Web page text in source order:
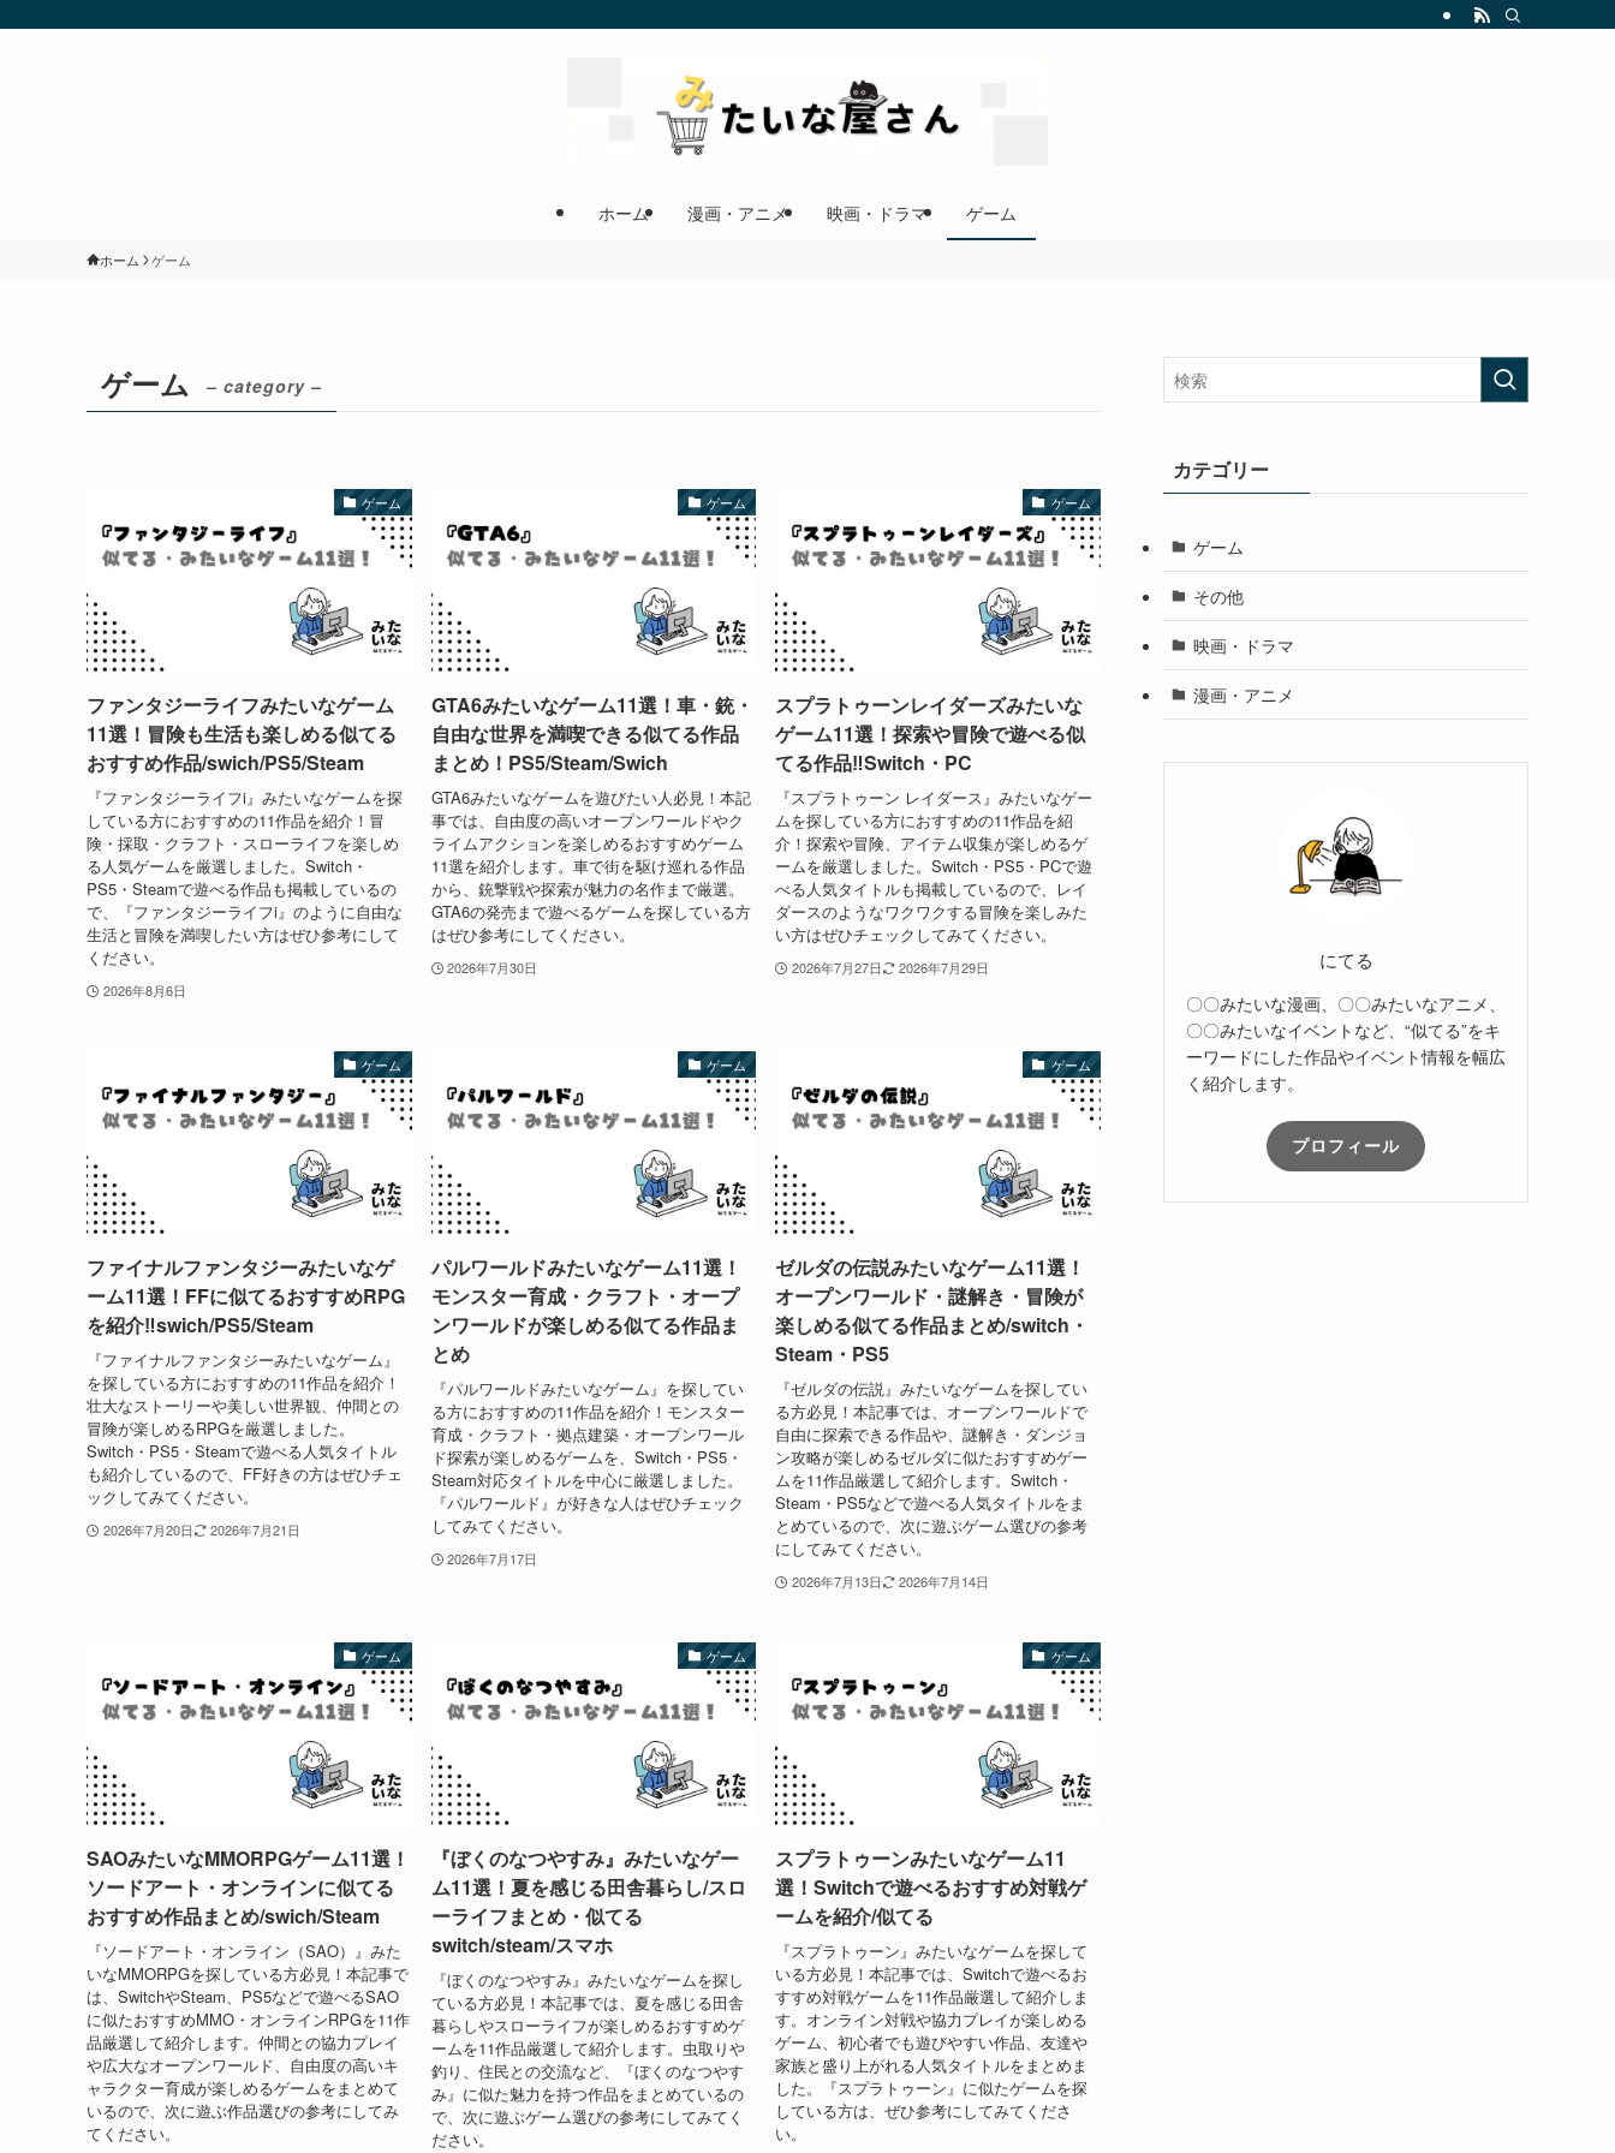
ホーム 漫画・アニメ 映画・ドラマ ゲーム
ホーム ゲーム
ゲーム – category –
ゲーム
ファンタジーライフみたいなゲーム
11選！冒険も生活も楽しめる似てる
おすすめ作品/swich/PS5/Steam
『ファンタジーライフi』みたいなゲームを探
している方におすすめの11作品を紹介！冒
険・採取・クラフト・スローライフを楽しめ
る人気ゲームを厳選しました。Switch・
PS5・Steamで遊べる作品も掲載しているの
で、『ファンタジーライフi』のように自由な
生活と冒険を満喫したい方はぜひ参考にして
ください。
2026年8月6日
ゲーム
GTA6みたいなゲーム11選！車・銃・
自由な世界を満喫できる似てる作品
まとめ！PS5/Steam/Swich
GTA6みたいなゲームを遊びたい人必見！本記
事では、自由度の高いオープンワールドやク
ライムアクションを楽しめるおすすめゲーム
11選を紹介します。車で街を駆け巡れる作品
から、銃撃戦や探索が魅力の名作まで厳選。
GTA6の発売まで遊べるゲームを探している方
はぜひ参考にしてください。
2026年7月30日
ゲーム
スプラトゥーンレイダーズみたいな
ゲーム11選！探索や冒険で遊べる似
てる作品‼︎Switch・PC
『スプラトゥーン レイダース』みたいなゲー
ムを探している方におすすめの11作品を紹
介！探索や冒険、アイテム収集が楽しめるゲ
ームを厳選しました。Switch・PS5・PCで遊
べる人気タイトルも掲載しているので、レイ
ダースのようなワクワクする冒険を楽しみた
い方はぜひチェックしてみてください。
2026年7月27日 2026年7月29日
ゲーム
ファイナルファンタジーみたいなゲ
ーム11選！FFに似てるおすすめRPG
を紹介‼︎swich/PS5/Steam
『ファイナルファンタジーみたいなゲーム』
を探している方におすすめの11作品を紹介！
壮大なストーリーや美しい世界観、仲間との
冒険が楽しめるRPGを厳選しました。
Switch・PS5・Steamで遊べる人気タイトル
も紹介しているので、FF好きの方はぜひチェ
ックしてみてください。
2026年7月20日 2026年7月21日
ゲーム
パルワールドみたいなゲーム11選！
モンスター育成・クラフト・オープ
ンワールドが楽しめる似てる作品ま
とめ
『パルワールドみたいなゲーム』を探してい
る方におすすめの11作品を紹介！モンスター
育成・クラフト・拠点建築・オープンワール
ド探索が楽しめるゲームを、Switch・PS5・
Steam対応タイトルを中心に厳選しました。
『パルワールド』が好きな人はぜひチェック
してみてください。
2026年7月17日
ゲーム
ゼルダの伝説みたいなゲーム11選！
オープンワールド・謎解き・冒険が
楽しめる似てる作品まとめ/switch・
Steam・PS5
『ゼルダの伝説』みたいなゲームを探してい
る方必見！本記事では、オープンワールドで
自由に探索できる作品や、謎解き・ダンジョ
ン攻略が楽しめるゼルダに似たおすすめゲー
ムを11作品厳選して紹介します。Switch・
Steam・PS5などで遊べる人気タイトルをま
とめているので、次に遊ぶゲーム選びの参考
にしてみてください。
2026年7月13日 2026年7月14日
ゲーム
SAOみたいなMMORPGゲーム11選！
ソードアート・オンラインに似てる
おすすめ作品まとめ/swich/Steam
『ソードアート・オンライン（SAO）』みた
いなMMORPGを探している方必見！本記事で
は、SwitchやSteam、PS5などで遊べるSAO
に似たおすすめMMO・オンラインRPGを11作
品厳選して紹介します。仲間との協力プレイ
や広大なオープンワールド、自由度の高いキ
ャラクター育成が楽しめるゲームをまとめて
いるので、次に遊ぶ作品選びの参考にしてみ
てください。
ゲーム
『ぼくのなつやすみ』みたいなゲー
ム11選！夏を感じる田舎暮らし/スロ
ーライフまとめ・似てる
switch/steam/スマホ
『ぼくのなつやすみ』みたいなゲームを探し
ている方必見！本記事では、夏を感じる田舎
暮らしやスローライフが楽しめるおすすめゲ
ームを11作品厳選して紹介します。虫取りや
釣り、住民との交流など、『ぼくのなつやす
み』に似た魅力を持つ作品をまとめているの
で、次に遊ぶゲーム選びの参考にしてみてく
ださい。
ゲーム
スプラトゥーンみたいなゲーム11
選！Switchで遊べるおすすめ対戦ゲ
ームを紹介/似てる
『スプラトゥーン』みたいなゲームを探して
いる方必見！本記事では、Switchで遊べるお
すすめ対戦ゲームを11作品厳選して紹介しま
す。オンライン対戦や協力プレイが楽しめる
ゲーム、初心者でも遊びやすい作品、友達や
家族と盛り上がれる人気タイトルをまとめま
した。『スプラトゥーン』に似たゲームを探
している方は、ぜひ参考にしてみてくださ
い。
カテゴリー
ゲーム
その他
映画・ドラマ
漫画・アニメ
にてる
〇〇みたいな漫画、〇〇みたいなアニメ、
〇〇みたいなイベントなど、“似てる”をキ
ーワードにした作品やイベント情報を幅広
く紹介します。
プロフィール